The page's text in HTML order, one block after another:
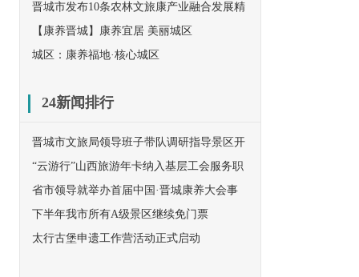
敬”！
晋城市发布10条农林文旅康产业融合发展精
品线路
【康养晋城】康养宜居 美丽城区
城区：康养福地·核心城区
24新闻排行
晋城市文旅局领导班子带队调研指导景区开
放工作
“云游行”山西旅游年卡纳入基层工会服务职
工范围
省市领导就举办首届中国·晋城康养大会事
宜赴京与民革中央对接
下半年我市所有A级景区继续免门票
太行古堡申遗工作营活动正式启动